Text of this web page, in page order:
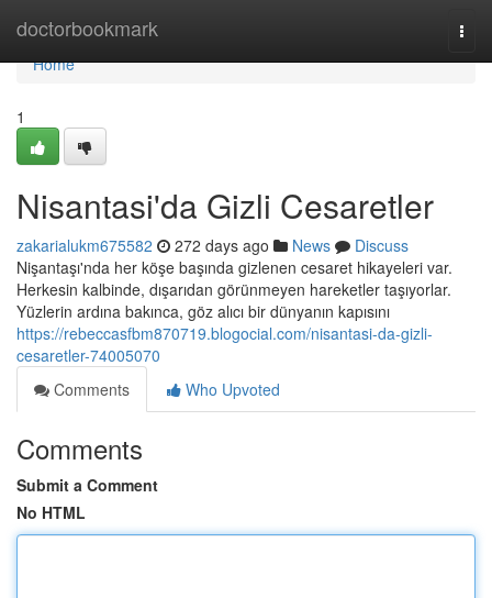
doctorbookmark
Home
Home
1
Nisantasi'da Gizli Cesaretler
zakarialukm675582 272 days ago News
Discuss
Nişantaşı'nda her köşe başında gizlenen cesaret hikayeleri var.
Herkesin kalbinde, dışarıdan görünmeyen hareketler taşıyorlar.
Yüzlerin ardına bakınca, göz alıcı bir dünyanın kapısını
https://rebeccasfbm870719.blogocial.com/nisantasi-da-gizli-
cesaretler-74005070
Comments
Who Upvoted
Comments
Submit a Comment
No HTML